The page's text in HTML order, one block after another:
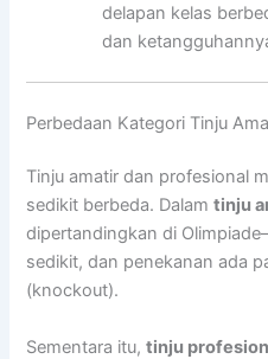
delapan kelas
dan
Perbedaan Kategori Tinju
Tinju amatir dan profesional
sedikit berbeda. Dalamtinju
dipertandingkan di
sedikit, dan penekanan ada
(knockout).
Sementara itu,tinju